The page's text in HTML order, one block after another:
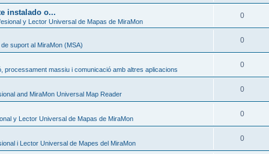
instalado o...
y Lector Universal de Mapas de MiraMon
0
suport al MiraMon (MSA)
0
processament massiu i comunicació amb altres aplicacions
0
and MiraMon Universal Map Reader
0
y Lector Universal de Mapas de MiraMon
0
i Lector Universal de Mapes del MiraMon
0